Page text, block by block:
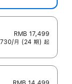
RMB 17,499
月 (24 期) 起